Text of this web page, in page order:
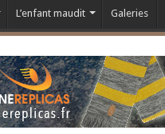
L’enfant maudit Galeries